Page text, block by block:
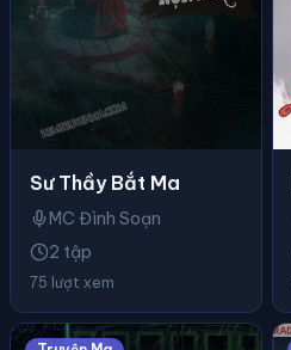
Sư Thầy Bắt Ma
MC Đình Soạn
2 tập
75 lượt xem